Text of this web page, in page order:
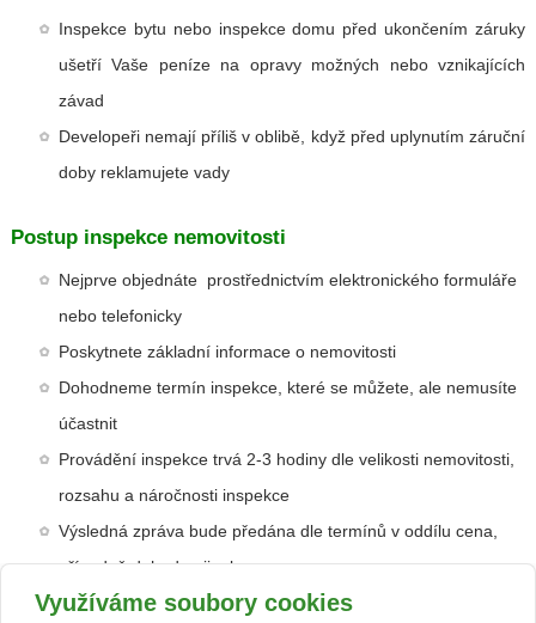
Inspekce bytu nebo inspekce domu před ukončením záruky
ušetří Vaše peníze na opravy možných nebo vznikajících
závad
Developeři nemají příliš v oblibě, když před uplynutím záruční
doby reklamujete vady
Postup inspekce nemovitosti
Nejprve objednáte prostřednictvím elektronického formuláře
nebo telefonicky
Poskytnete základní informace o nemovitosti
Dohodneme termín inspekce, které se můžete, ale nemusíte
účastnit
Provádění inspekce trvá 2-3 hodiny dle velikosti nemovitosti,
rozsahu a náročnosti inspekce
Výsledná zpráva bude předána dle termínů v oddílu cena,
případně dohodou jinak
Využíváme soubory cookies